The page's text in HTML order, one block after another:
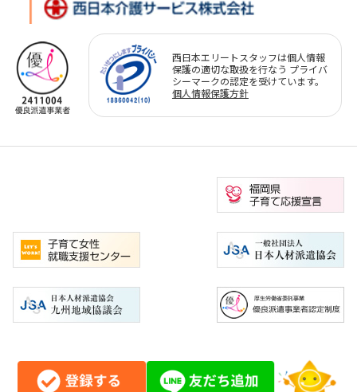
西日本エリートスタッフは個人情報
保護の適切な取扱を行なう プライバ
シーマークの認定を受けています。
個人情報保護方針
Copyright©ELITE STAFF All Right Reserved.